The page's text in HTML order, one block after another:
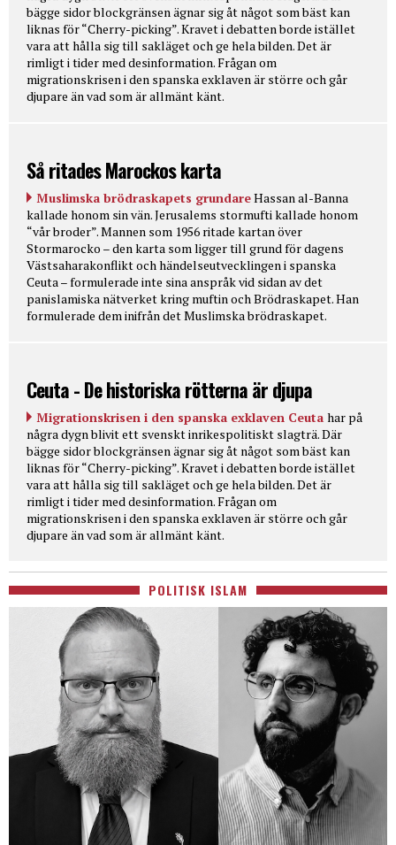
bägge sidor blockgränsen ägnar sig åt något som bäst kan
liknas för “Cherry-picking”. Kravet i debatten borde istället
vara att hålla sig till sakläget och ge hela bilden. Det är
rimligt i tider med desinformation. Frågan om
migrationskrisen i den spanska exklaven är större och går
djupare än vad som är allmänt känt.
Så ritades Marockos karta
Muslimska brödraskapets grundareHassan al-Banna
kallade honom sin vän. Jerusalems stormufti kallade honom
“vår broder”. Mannen som 1956 ritade kartan över
Stormarocko – den karta som ligger till grund för dagens
Västsaharakonflikt och händelseutvecklingen i spanska
Ceuta – formulerade inte sina anspråk vid sidan av det
panislamiska nätverket kring muftin och Brödraskapet. Han
formulerade dem inifrån det Muslimska brödraskapet.
Ceuta - De historiska rötterna är djupa
Migrationskrisen i den spanska exklaven Ceuta har på
några dygn blivit ett svenskt inrikespolitiskt slagträ. Där
bägge sidor blockgränsen ägnar sig åt något som bäst kan
liknas för “Cherry-picking”. Kravet i debatten borde istället
vara att hålla sig till sakläget och ge hela bilden. Det är
rimligt i tider med desinformation. Frågan om
migrationskrisen i den spanska exklaven är större och går
djupare än vad som är allmänt känt.
POLITISK ISLAM